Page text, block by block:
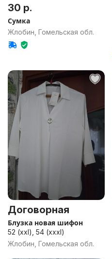
30 р.
Сумка
Жлобин, Гомельская обл.
Договорная
Блузка новая шифон
52 (xxl), 54 (xxxl)
Жлобин, Гомельская обл.